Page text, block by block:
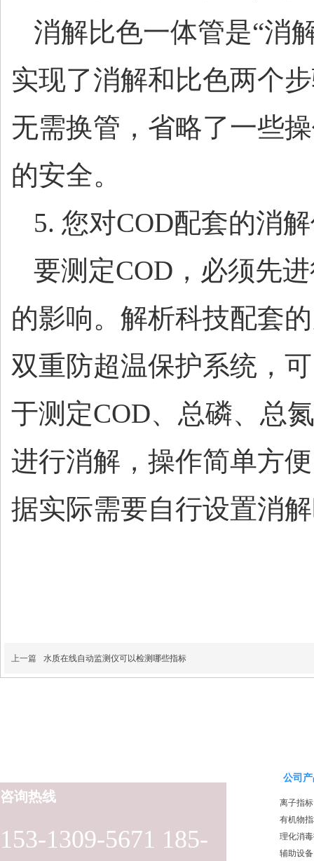
消解比色一体管是“消
实现了消解和比色两个
无需换管，省略了一些
的安全。
5. 您对COD配套的消
要测定COD，必须先
的影响。解析科技配套
双重防超温保护系统，
于测定COD、总磷、总
进行消解，操作简单方
据实际需要自行设置消
上一篇 水质在线自动监测仪可以检测哪些指标
153-1309-5671 185-
咨询热线
公司
离子指标
有机物
理化消
辅助设备